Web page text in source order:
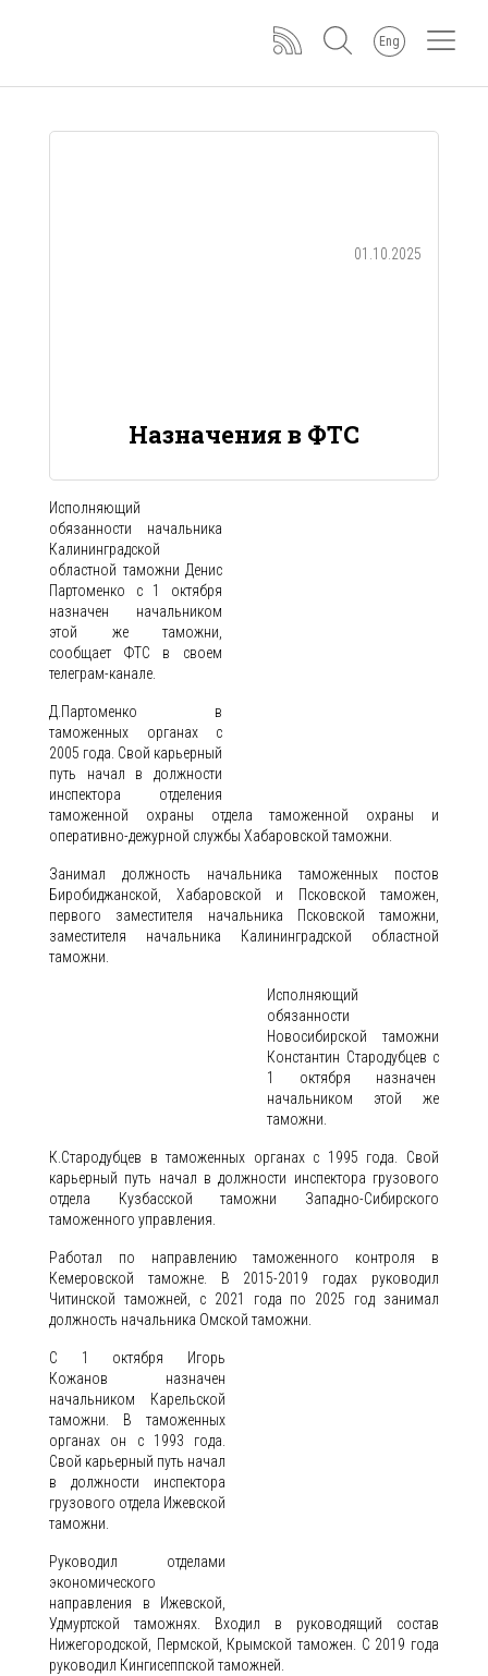
Eng
01.10.2025
Назначения в ФТС
Исполняющий
обязанности начальника
Калининградской
областной таможни Денис
Партоменко с 1 октября
назначен начальником
этой же таможни,
сообщает ФТС в своем
телеграм-канале.
Д.Партоменко в
таможенных органах с
2005 года. Свой карьерный
путь начал в должности
инспектора отделения
таможенной охраны отдела таможенной охраны и
оперативно-дежурной службы Хабаровской таможни.
Занимал должность начальника таможенных постов
Биробиджанской, Хабаровской и Псковской таможен,
первого заместителя начальника Псковской таможни,
заместителя начальника Калининградской областной
таможни.
Исполняющий
обязанности
Новосибирской таможни
Константин Стародубцев с
1 октября назначен
начальником этой же
таможни.
К.Стародубцев в таможенных органах с 1995 года. Свой
карьерный путь начал в должности инспектора грузового
отдела Кузбасской таможни Западно-Сибирского
таможенного управления.
Работал по направлению таможенного контроля в
Кемеровской таможне. В 2015-2019 годах руководил
Читинской таможней, с 2021 года по 2025 год занимал
должность начальника Омской таможни.
С 1 октября Игорь
Кожанов назначен
начальником Карельской
таможни. В таможенных
органах он с 1993 года.
Свой карьерный путь начал
в должности инспектора
грузового отдела Ижевской
таможни.
Руководил отделами
экономического
направления в Ижевской,
Удмуртской таможнях. Входил в руководящий состав
Нижегородской, Пермской, Крымской таможен. С 2019 года
руководил Кингисеппской таможней.